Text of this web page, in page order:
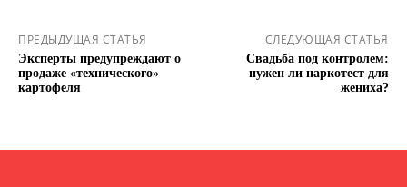
ПРЕДЫДУЩАЯ СТАТЬЯ
Эксперты предупреждают о
продаже «технического»
картофеля
СЛЕДУЮЩАЯ СТАТЬЯ
Свадьба под контролем:
нужен ли наркотест для
жениха?